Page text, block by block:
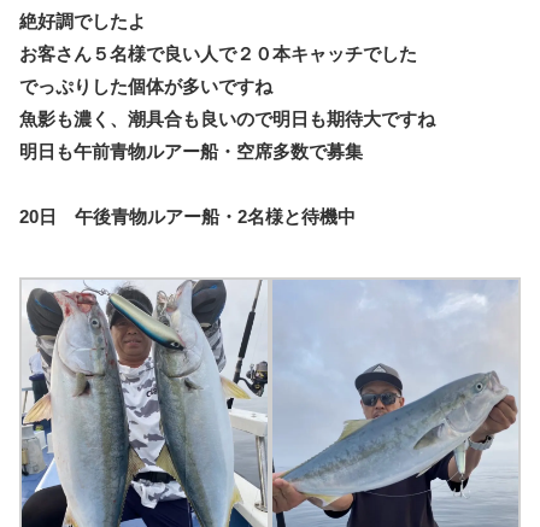
絶好調でしたよ
お客さん５名様で良い人で２０本キャッチでした
でっぷりした個体が多いですね
魚影も濃く、潮具合も良いので明日も期待大ですね
明日も午前青物ルアー船・空席多数で募集
20日 午後青物ルアー船・2名様と待機中